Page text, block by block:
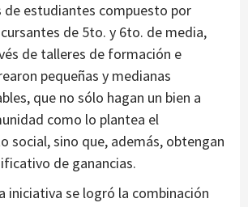
estudiantes compuesto por
de 5to. y 6to. de media,
de talleres de formación e
pequeñas y medianas
que no sólo hagan un bien a
como lo plantea el
social, sino que, además, obtengan
de ganancias.
iniciativa se logró la combinación